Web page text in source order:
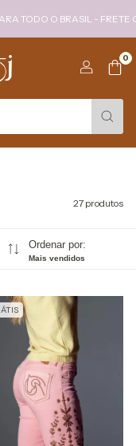
O BRASIL - FRETE
0
27 produtos
Ordenar por:
Mais vendidos